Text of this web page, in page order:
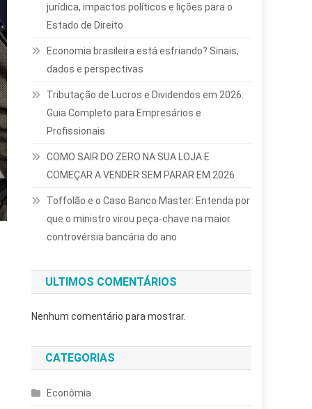
jurídica, impactos políticos e lições para o
Estado de Direito
Economia brasileira está esfriando? Sinais,
dados e perspectivas
Tributação de Lucros e Dividendos em 2026:
Guia Completo para Empresários e
Profissionais
COMO SAIR DO ZERO NA SUA LOJA E
COMEÇAR A VENDER SEM PARAR EM 2026
Toffolão e o Caso Banco Master: Entenda por
que o ministro virou peça-chave na maior
controvérsia bancária do ano
ULTIMOS COMENTÁRIOS
Nenhum comentário para mostrar.
CATEGORIAS
Econômia